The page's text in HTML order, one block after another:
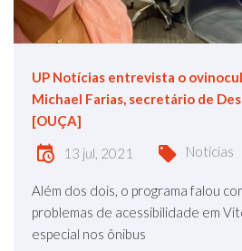
UP Notícias entrevista o
Michael Farias, secretário de
[OUÇA]
13 jul, 2021 Notícias
Além dos dois, o programa falou
problemas de acessibilidade em
especial nos ônibus